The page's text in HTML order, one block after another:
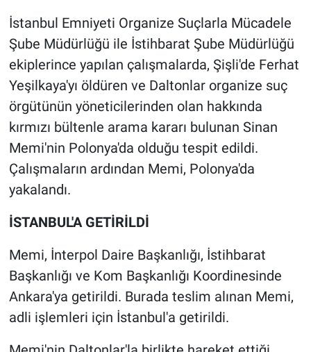
İstanbul Emniyeti Organize Suçlarla Mücadele
Şube Müdürlüğü ile İstihbarat Şube Müdürlüğü
ekiplerince yapılan çalışmalarda, Şişli'de Ferhat
Yeşilkaya'yı öldüren ve Daltonlar organize suç
örgütünün yöneticilerinden olan hakkında
kırmızı bültenle arama kararı bulunan Sinan
Memi'nin Polonya'da olduğu tespit edildi.
Çalışmaların ardından Memi, Polonya'da
yakalandı.
İSTANBUL'A GETİRİLDİ
Memi, İnterpol Daire Başkanlığı, İstihbarat
Başkanlığı ve Kom Başkanlığı Koordinesinde
Ankara'ya getirildi. Burada teslim alınan Memi,
adli işlemleri için İstanbul'a getirildi.
Gündem Özel
Günün görüntüsü
Haber
İlan
Kimdir
Kültür Sanat
Ne demişti
Nedir